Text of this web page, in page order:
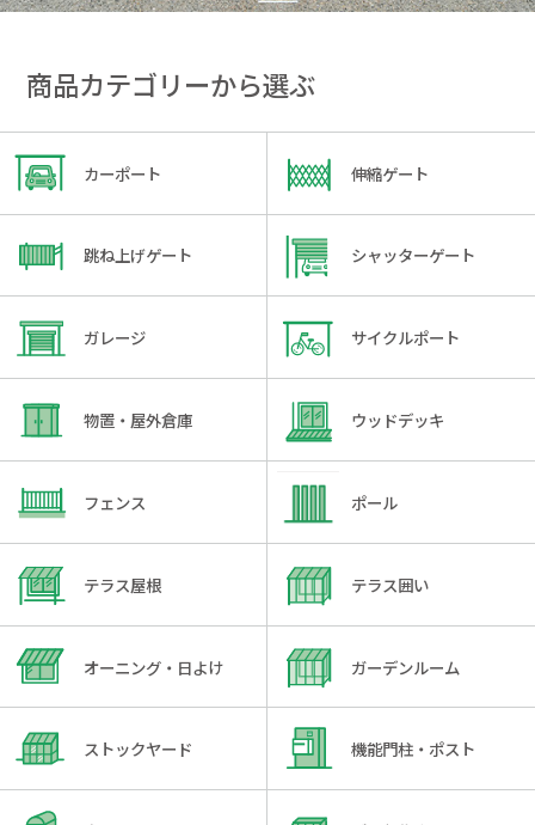
商品カテゴリーから選ぶ
カーポート 伸縮ゲート
跳ね上げゲート シャッターゲート
ガレージ サイクルポート
物置・屋外倉庫 ウッドデッキ
フェンス ポール
テラス屋根 テラス囲い
オーニング・日よけ ガーデンルーム
ストックヤード 機能門柱・ポスト